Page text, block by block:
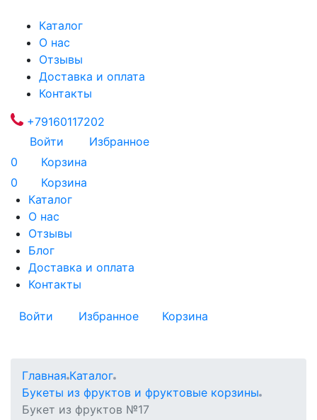
Каталог
О нас
Отзывы
Доставка и оплата
Контакты
+79160117202
Войти
Избранное
0
Корзина
0
Корзина
Каталог
О нас
Отзывы
Блог
Доставка и оплата
Контакты
Войти Избранное Корзина
Главная Каталог
Букеты из фруктов и фруктовые корзины
Букет из фруктов №17